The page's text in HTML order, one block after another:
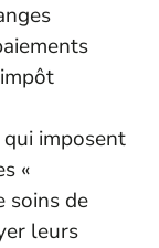
imposent
«
soins de
leurs